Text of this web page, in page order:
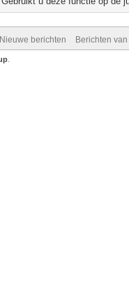
Nieuwe berichten Berichten